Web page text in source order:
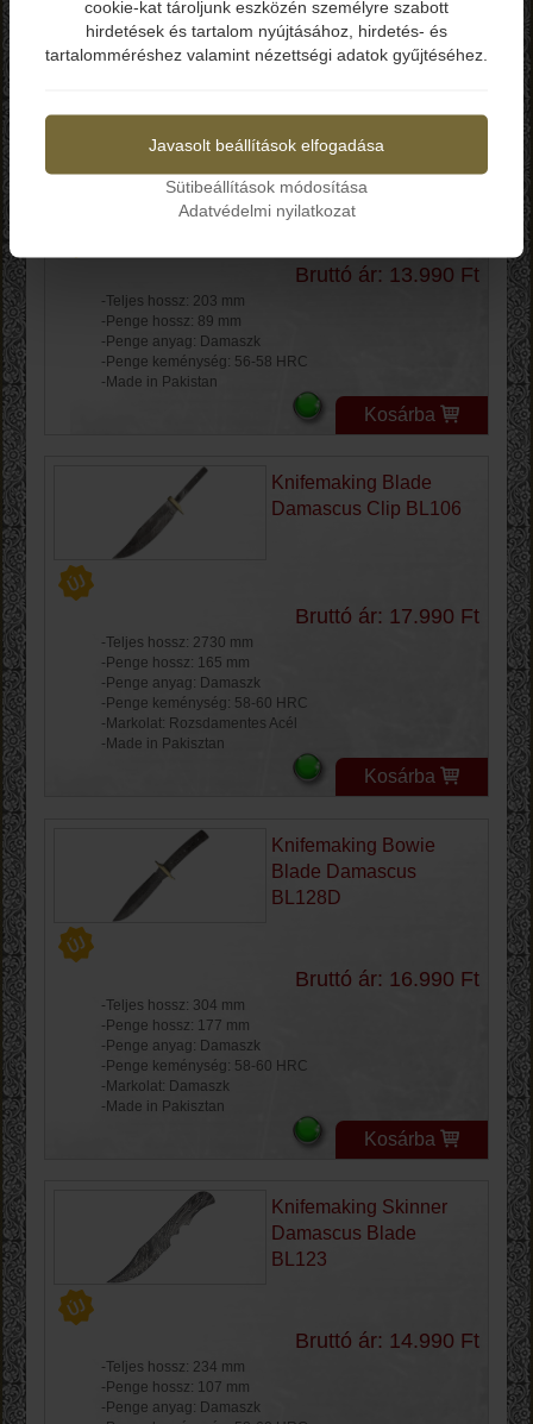
-Penge keménység: 58-60 HRC
-Made in Pakistan
Knifemaking Straight
BLDM2746
Bruttó ár: 13.990 Ft
-Teljes hossz: 203 mm
-Penge hossz: 89 mm
-Penge anyag: Damaszk
-Penge keménység: 56-58 HRC
-Made in Pakistan
Kosárba
Knifemaking Blade
Damascus Clip BL106
Bruttó ár: 17.990 Ft
-Teljes hossz: 2730 mm
-Penge hossz: 165 mm
-Penge anyag: Damaszk
-Penge keménység: 58-60 HRC
-Markolat: Rozsdamentes Acél
-Made in Pakisztan
Kosárba
Knifemaking Bowie
Blade Damascus
BL128D
Bruttó ár: 16.990 Ft
-Teljes hossz: 304 mm
-Penge hossz: 177 mm
-Penge anyag: Damaszk
-Penge keménység: 58-60 HRC
-Markolat: Damaszk
-Made in Pakisztan
Kosárba
Knifemaking Skinner
Damascus Blade
BL123
Bruttó ár: 14.990 Ft
-Teljes hossz: 234 mm
-Penge hossz: 107 mm
-Penge anyag: Damaszk
Elmúltál már 18 éves?
cookie-kat tároljunk eszközén személyre szabott
hirdetések és tartalom nyújtásához, hirdetés- és
tartalomméréshez valamint nézettségi adatok gyűjtéséhez.
Javasolt beállítások elfogadása
Sütibeállítások módosítása
Adatvédelmi nyilatkozat